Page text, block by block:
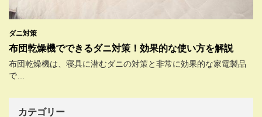
ダニ対策
布団乾燥機でできるダニ対策！効果的な使い方を解説
布団乾燥機は、寝具に潜むダニの対策と非常に効果的な家電製品
で…
カテゴリー